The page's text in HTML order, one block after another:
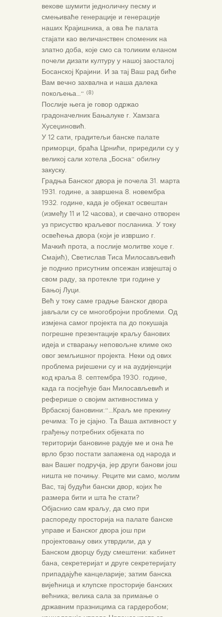
векове шумити једноличну песму и
смењиваће генерације и генерације
наших Крајишника, а ова ће палата
стајати као величанствен споменик на
златно доба, које смо са толиким еланом
почели дизати културу у нашој заосталој
Босанској Крајини. И за тај Ваш рад биће
Вам вечно захвална и наша далека
покољења…“ (8)
Послије њега је говор одржао
градоначелник Бањалуке г. Хамзага
Хусеџиновић.
У 12 сати, градитељи банске палате
приморци, браћа Црнићи, приредили су у
великој сали хотела „Босна“ обилну
закуску.
Градња Банског двора је почела 31. марта
1931. године, а завршена 8. новембра
1932. године, када је објекат освештан
(између 11 и 12 часова), и свечано отворен
уз присуство краљевог посланика. У току
освећења двора (који је извршио г.
Мачкић прота, а послије молитве хоџе г.
Смајић), Светислав Тиса Милосављевић
је поднио присутним опсежан извјештај о
свом раду, за протекле три године у
Бањој Луци.
Већ у току саме градње Банског двора
јављали су се многобројни проблеми. Од
измјена самог пројекта па до покушаја
погрешне презентације краљу банових
идеја и стварању неповољне климе око
овог земљишног пројекта. Неки од ових
проблема ријешени су и на аудијенцији
код краља 8. септембра 1930. године,
када га посјећује бан Милосављевић и
реферише о својим активностима у
Врбаској бановини:“…Краљ ме прекину
речима: То је сјајно. Та Ваша активност у
грађењу потребних објеката по
територији бановине радује ме и она ће
врло брзо постати запажена од народа и
ван Вашег подручја, јер други банови још
ништа не почињу. Реците ми само, молим
Вас, тај будући бански двор, којих ће
размера бити и шта ће стати?
Објаснио сам краљу, да смо при
распореду просторија на палате банске
управе и Банског двора још при
пројектовању ових утврдили, да у
Банском дворцу буду смештени: кабинет
бана, секретеријат и друге секретеријату
припадајуће канцеларије; затим банска
вијећница и клупске просторије банских
већника; велика сала за примање о
државним празницима са гардеробом;